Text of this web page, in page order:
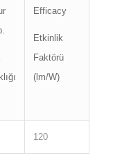
Efficacy
Etkinlik
Faktörü
(lm/W)
120